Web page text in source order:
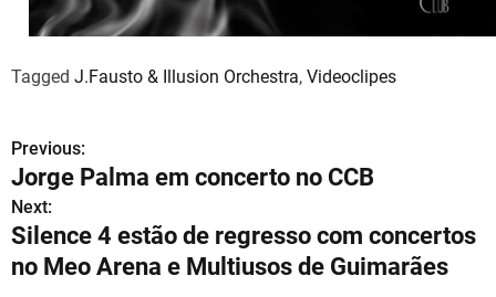
Tagged J.Fausto & Illusion Orchestra, Videoclipes
N
a
v
e
Previous:
Jorge Palma em concerto no CCB
Next:
Silence 4 estão de regresso com concertos
no Meo Arena e Multiusos de Guimarães